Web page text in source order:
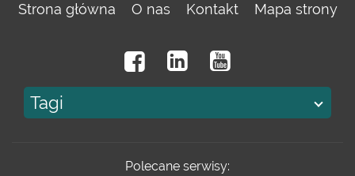
Strona główna O nas Kontakt Mapa strony
Tagi
Polecane serwisy: